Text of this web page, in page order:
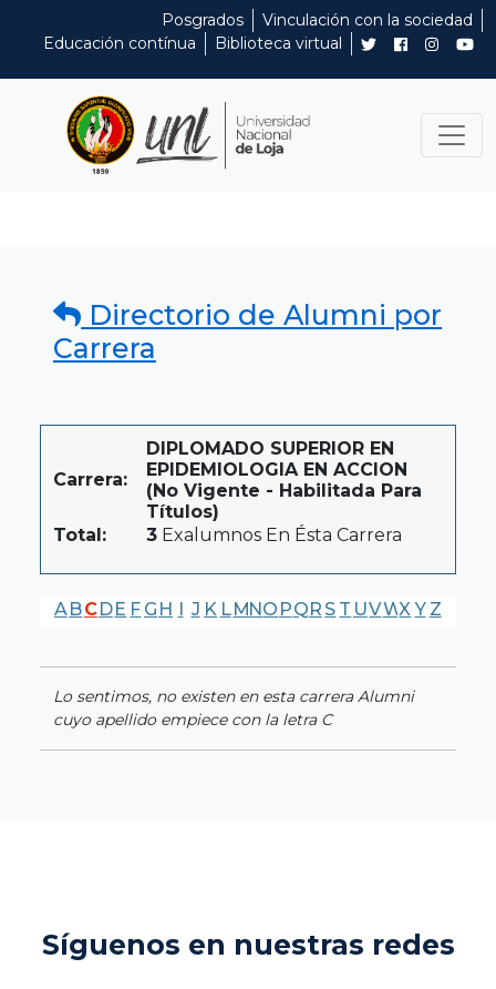
Posgrados
Vinculación con la sociedad
Educación contínua
Biblioteca virtual
Directorio de Alumni por
Carrera
Carrera:
DIPLOMADO SUPERIOR EN
EPIDEMIOLOGIA EN ACCION
(No Vigente - Habilitada Para
Títulos)
Total:
3 Exalumnos En Ésta Carrera
A BCDE F G H I J K LMNO PQR S T UVWX Y Z
Lo sentimos, no existen en esta carrera Alumni
cuyo apellido empiece con la letra C
Síguenos en nuestras redes